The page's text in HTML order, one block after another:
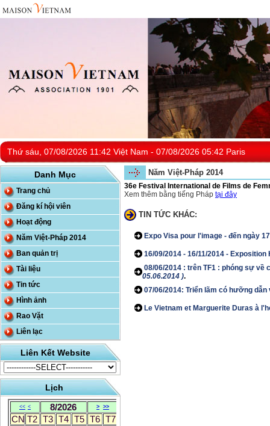
Thứ sáu, 07/08/2026 11:42 Việt Nam - 07/08/2026 05:42 Paris
Danh Mục
Trang chủ
Đăng kí hội viên
Hoạt động
Năm Việt-Pháp 2014
Ban quản trị
Tài liệu
Tin tức
Hình ảnh
Rao Vặt
Liên lạc
Liên Kết Website
Lịch
<< < 8/2026 > >>
CN T2 T3 T4 T5 T6 T7
Năm Việt-Pháp 2014
36e Festival International de Films de
Xem thêm bằng tiếng Pháp tại đây
TIN TỨC KHÁC:
Expo Visa pour l'image - đến ngày
16/09/2014 - 16/11/2014 -
08/06/2014 : trên TF1 : phóng sự về
05.06.2014 ).
07/06/2014: Triển lãm có hưỡng
Le Vietnam et Marguerite Duras à